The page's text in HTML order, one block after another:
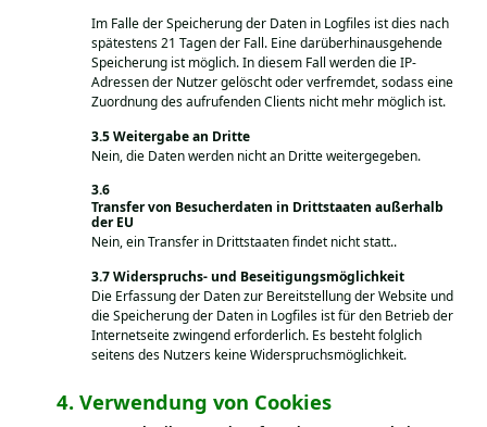
Im Falle der Speicherung der Daten in Logfiles ist dies nach
spätestens 21 Tagen der Fall. Eine darüberhinausgehende
Speicherung ist möglich. In diesem Fall werden die IP-
Adressen der Nutzer gelöscht oder verfremdet, sodass eine
Zuordnung des aufrufenden Clients nicht mehr möglich ist.
Weitergabe an Dritte
Nein, die Daten werden nicht an Dritte weitergegeben.
Transfer von Besucherdaten in Drittstaaten außerhalb
der EU
Nein, ein Transfer in Drittstaaten findet nicht statt..
Widerspruchs- und Beseitigungsmöglichkeit
Die Erfassung der Daten zur Bereitstellung der Website und
die Speicherung der Daten in Logfiles ist für den Betrieb der
Internetseite zwingend erforderlich. Es besteht folglich
seitens des Nutzers keine Widerspruchsmöglichkeit.
Verwendung von Cookies